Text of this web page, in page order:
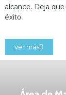
alcance. Deja
éxito.
ver más